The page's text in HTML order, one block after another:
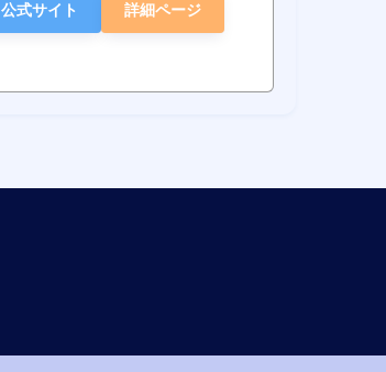
公式サイト 詳細ページ